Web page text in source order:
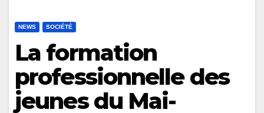
NEWS SOCIÉTÉ
La formation
professionnelle des
jeunes du Mai-